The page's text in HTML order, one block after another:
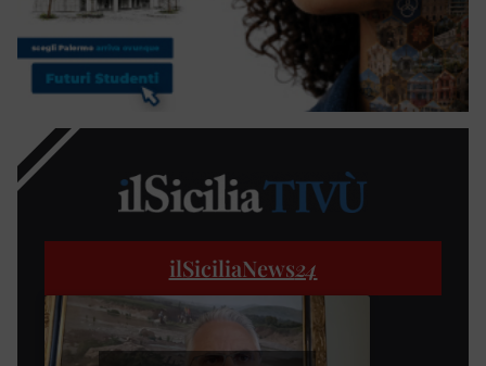
ilSiciliaNews24